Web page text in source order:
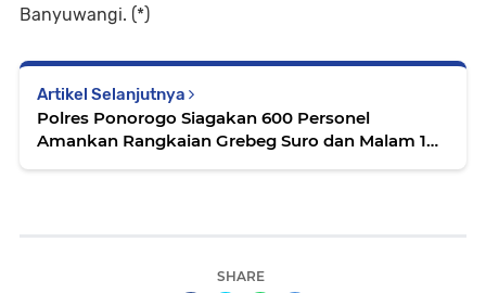
Banyuwangi. (*)
Artikel Selanjutnya
Polres Ponorogo Siagakan 600 Personel
Amankan Rangkaian Grebeg Suro dan Malam 1
SHARE